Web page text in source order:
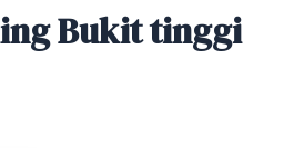
Bukit tinggi